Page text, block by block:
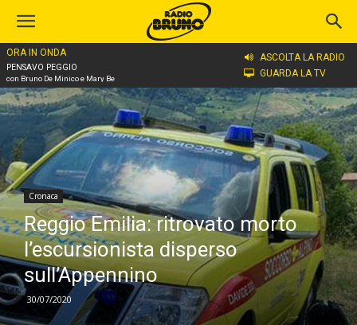
ORA IN ONDA
PENSAVO PEGGIO
con Bruno De Minico e Mary Be
ASCOLTA LA RADIO
GUARDA LA TV
Home
Cronaca
Reggio Emilia: ritrovato morto
l’escursionista disperso
sull’Appennino
30/07/2020